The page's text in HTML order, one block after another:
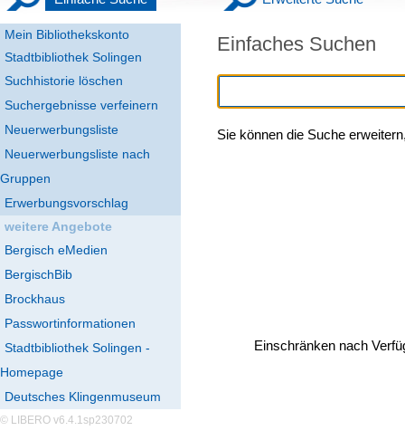
Mein Bibliothekskonto
Stadtbibliothek Solingen
Suchhistorie löschen
Suchergebnisse verfeinern
Neuerwerbungsliste
Neuerwerbungsliste nach
Gruppen
Erwerbungsvorschlag
weitere Angebote
Bergisch eMedien
BergischBib
Brockhaus
Passwortinformationen
Stadtbibliothek Solingen -
Homepage
Deutsches Klingenmuseum
© LIBERO v6.4.1sp230702
Einfaches Suchen
Sie können die Suche
Einschränken nach